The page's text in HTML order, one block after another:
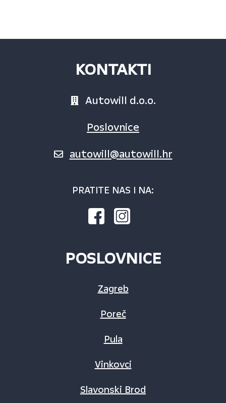
KONTAKTI
Autowill d.o.o.
Poslovnice
autowill@autowill.hr
PRATITE NAS I NA:
POSLOVNICE
Zagreb
Poreč
Pula
Vinkovci
Slavonski Brod